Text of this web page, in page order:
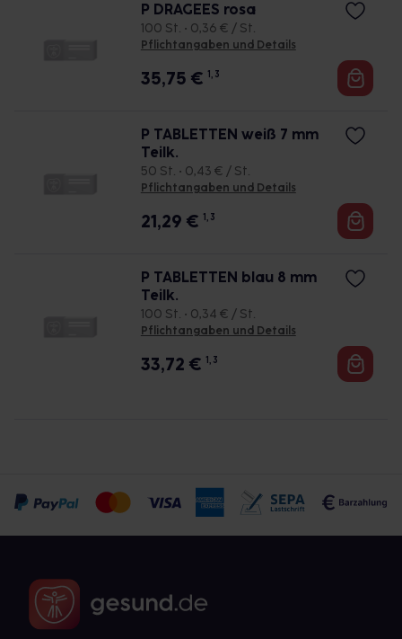
P DRAGEES rosa
100 St. • 0,36 € / St.
Pflichtangaben und Details
35,75 € 1, 3
P TABLETTEN weiß 7 mm
Teilk.
50 St. • 0,43 € / St.
Pflichtangaben und Details
21,29 € 1, 3
P TABLETTEN blau 8 mm
Teilk.
100 St. • 0,34 € / St.
Pflichtangaben und Details
33,72 € 1, 3